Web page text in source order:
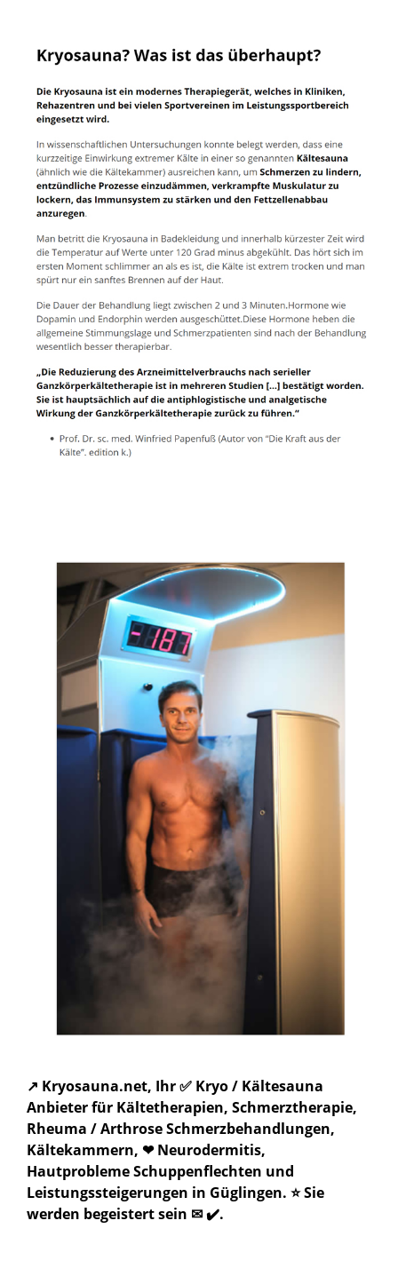
↗️ Kryosauna.net, Ihr ✅ Kryo / Kältesauna
Anbieter für Kältetherapien, Schmerztherapie,
Rheuma / Arthrose Schmerzbehandlungen,
Kältekammern, ❤ Neurodermitis,
Hautprobleme Schuppenflechten und
Leistungssteigerungen in Güglingen. ⭐ Sie
werden begeistert sein ✉ ✔️.